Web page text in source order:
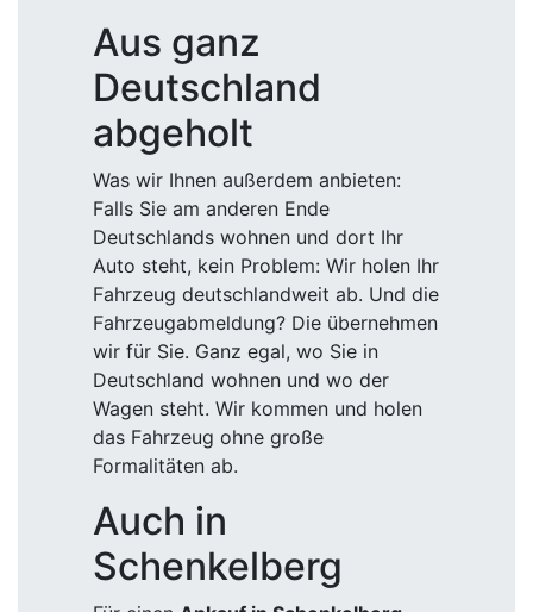
Aus ganz
Deutschland
abgeholt
Was wir Ihnen außerdem anbieten:
Falls Sie am anderen Ende
Deutschlands wohnen und dort Ihr
Auto steht, kein Problem: Wir holen Ihr
Fahrzeug deutschlandweit ab. Und die
Fahrzeugabmeldung? Die übernehmen
wir für Sie. Ganz egal, wo Sie in
Deutschland wohnen und wo der
Wagen steht. Wir kommen und holen
das Fahrzeug ohne große
Formalitäten ab.
Auch in
Schenkelberg